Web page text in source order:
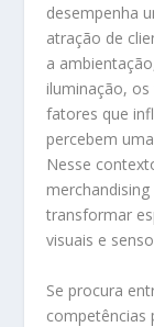
desempenha
atração de
a
iluminação,
fatores que
percebem
Nesse
transformar
visuais e
Se procura
competências